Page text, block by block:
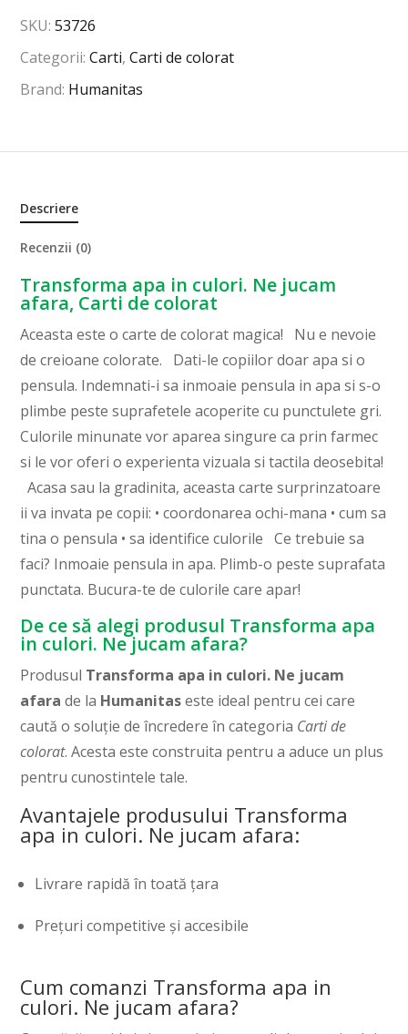
SKU:53726
Categorii:Carti,Carti de colorat
Brand: Humanitas
Descriere
Recenzii (0)
Transforma apa in culori. Ne jucam
afara, Carti de colorat
Aceasta este o carte de colorat magica! Nu e nevoie
de creioane colorate. Dati-le copiilor doar apa si o
pensula. Indemnati-i sa inmoaie pensula in apa si s-o
plimbe peste suprafetele acoperite cu punctulete gri.
Culorile minunate vor aparea singure ca prin farmec
si le vor oferi o experienta vizuala si tactila deosebita!
Acasa sau la gradinita, aceasta carte surprinzatoare
ii va invata pe copii: • coordonarea ochi-mana • cum sa
tina o pensula • sa identifice culorile Ce trebuie sa
faci? Inmoaie pensula in apa. Plimb-o peste suprafata
punctata. Bucura-te de culorile care apar!
De ce să alegi produsul Transforma apa
in culori. Ne jucam afara?
Produsul Transforma apa in culori. Ne jucam
afara de la Humanitaseste ideal pentru cei care
caută o soluție de încredere în categoria Carti de
colorat. Acesta este construita pentru a aduce un plus
pentru cunostintele tale.
Avantajele produsului Transforma
apa in culori. Ne jucam afara:
Livrare rapidă în toată țara
Prețuri competitive și accesibile
Cum comanzi Transforma apa in
culori. Ne jucam afara?